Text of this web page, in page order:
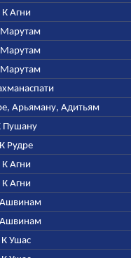
Агни
Арьяману, Адитьям
Пушану
Рудре
Агни
Агни
Ушас